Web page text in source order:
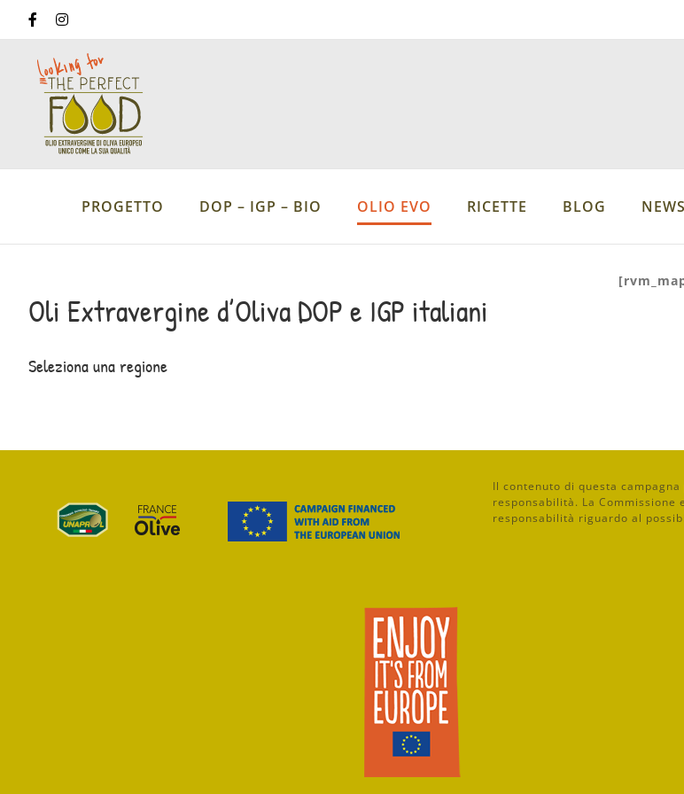
Salta
Facebook
PROGETTO DOP – IGP – BIO OLIO EVO RICETTE BLOG NEWS
Oli Extravergine d’Oliva DOP e IGP italiani
Seleziona una regione
Il contenuto di questa
responsabilità. La Commissione
responsabilità riguardo al